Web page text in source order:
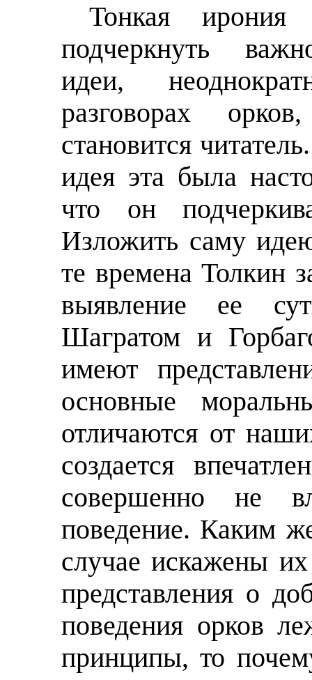
Тонкая
подчеркнуть
идеи,
разговорах
становится
идея эта была
что он
Изложить саму
те времена Толкин
выявление ее
Шагратом и
имеют
основные
отличаются от
создается
совершенно не
поведение. Каким
случае искажены
представления о
поведения орков
принципы, то